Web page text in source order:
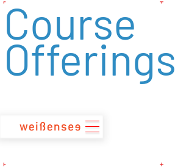
zum
Inhalt
Course
Offerings